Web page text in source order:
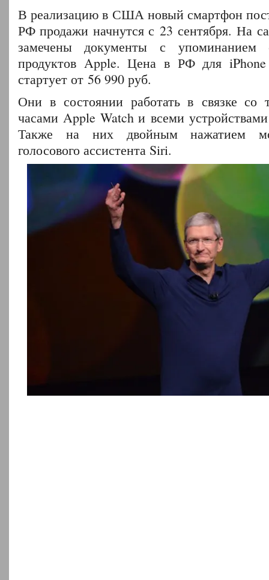
В реализацию в США новый смартфон
РФ продажи начнутся с 23 сентября. На
замечены документы с упоминанием
продуктов Apple. Цена в РФ для
стартует от 56 990 руб.
Они в состоянии работать в связке со
часами Apple Watch и всеми
Также на них двойным нажатием
голосового ассистента Siri.